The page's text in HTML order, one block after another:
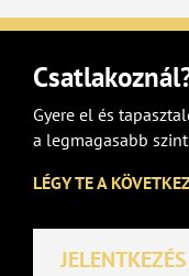
Gyere el és
a legmagasabb
LÉGY TE A
JELENTKEZÉS